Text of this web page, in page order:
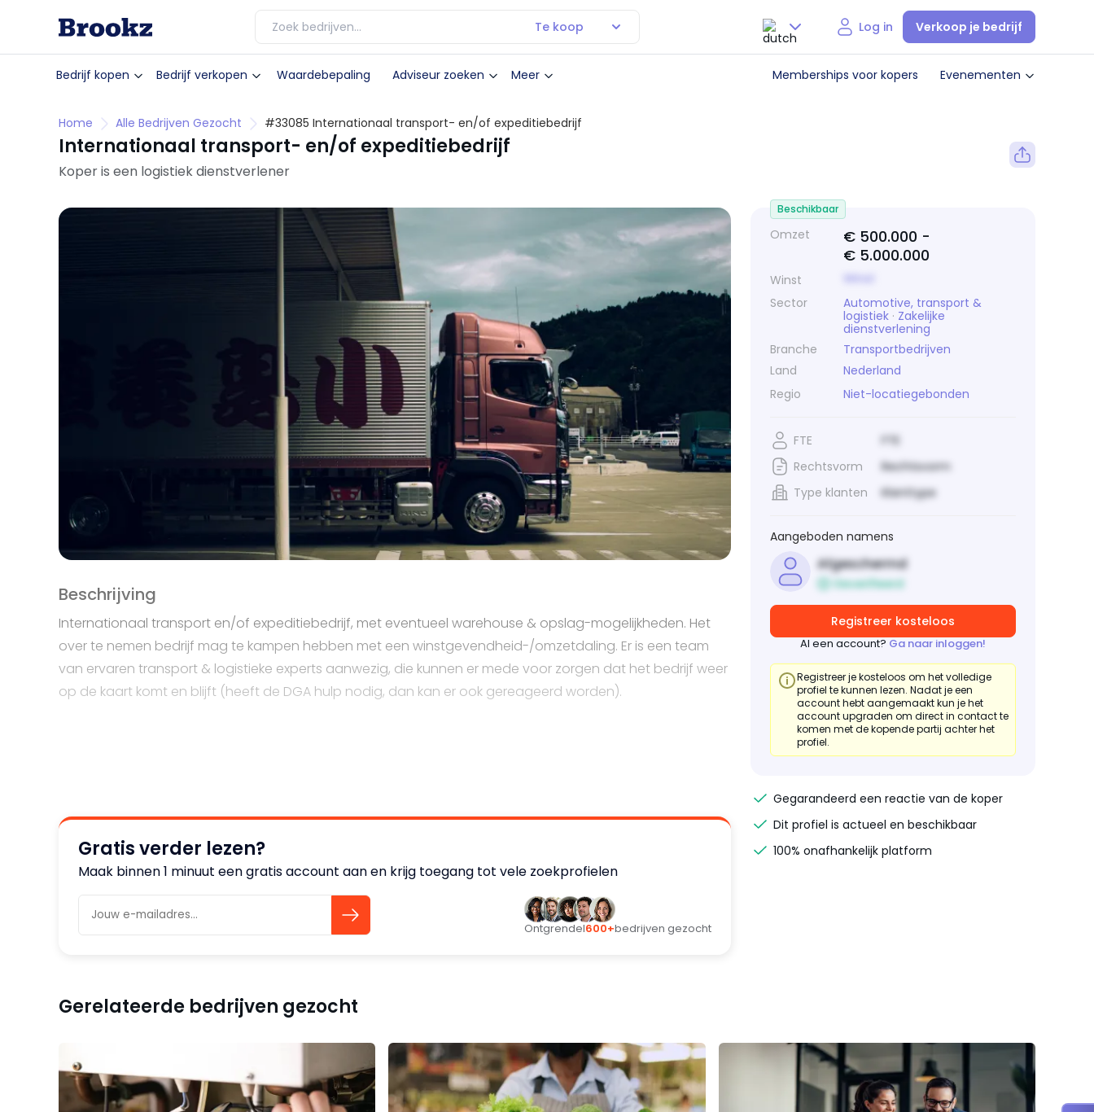
Te koop
Nederlands
Log in Verkoop je bedrijf
Bedrijf kopen Bedrijf verkopen Waardebepaling Adviseur zoeken Meer Memberships voor kopers Evenementen
Home Alle Bedrijven Gezocht #33085 Internationaal transport- en/of expeditiebedrijf
Internationaal transport- en/of expeditiebedrijf
Koper is een logistiek dienstverlener
Beschrijving
Internationaal transport en/of expeditiebedrijf, met eventueel warehouse & opslag-mogelijkheden. Het
over te nemen bedrijf mag te kampen hebben met een winstgevendheid-/omzetdaling. Er is een team
van ervaren transport & logistieke experts aanwezig, die kunnen er mede voor zorgen dat het bedrijf weer
op de kaart komt en blijft (heeft de DGA hulp nodig, dan kan er ook gereageerd worden).
Gratis verder lezen?
Maak binnen 1 minuut een gratis account aan en krijg toegang tot vele zoekprofielen
Ontgrendel600+bedrijven gezocht
Omzet
€ 500.000 -
€ 5.000.000
Winst
Sector
Automotive, transport &
logistiek · Zakelijke
dienstverlening
Branche
Transportbedrijven
Land
Nederland
Regio
Niet-locatiegebonden
Beschikbaar
FTE
FTE
Rechtsvorm
Rechtsvorm
Type klanten
Klanttype
Aangeboden namens
Afgeschermd
Geverifieerd
Registreer kosteloos
Al een account? Ga naar inloggen!
Registreer je kosteloos om het volledige
profiel te kunnen lezen. Nadat je een
account hebt aangemaakt kun je het
account upgraden om direct in contact te
komen met de kopende partij achter het
profiel.
Gegarandeerd een reactie van de koper
Dit profiel is actueel en beschikbaar
100% onafhankelijk platform
Gerelateerde bedrijven gezocht